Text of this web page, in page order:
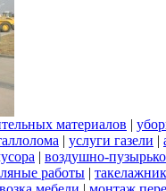
материалов |
| услуги газели |
| воздушно-
работы |